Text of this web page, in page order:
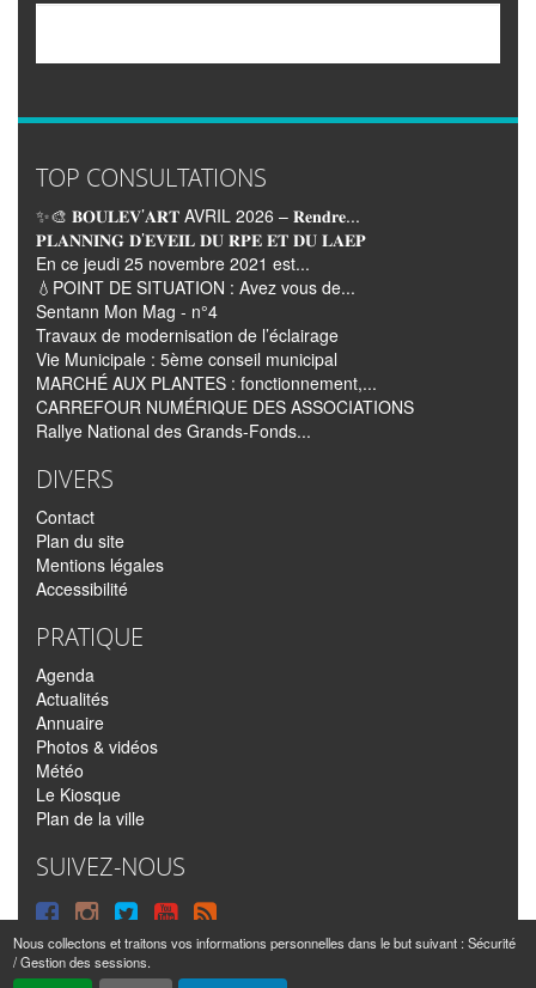
Nous collectons et traitons vos informations personnelles dans le but suivant :Sécurité
/ Gestion des sessions.
TOP CONSULTATIONS
✨🎨 𝐁𝐎𝐔𝐋𝐄𝐕’𝐀𝐑𝐓 AVRIL 2026 – 𝐑𝐞𝐧𝐝𝐫𝐞...
𝐏𝐋𝐀𝐍𝐍𝐈𝐍𝐆 𝐃’𝐄𝐕𝐄𝐈𝐋 𝐃𝐔 𝐑𝐏𝐄 𝐄𝐓 𝐃𝐔 𝐋𝐀𝐄𝐏
En ce jeudi 25 novembre 2021 est...
💧POINT DE SITUATION : Avez vous de...
Sentann Mon Mag - n°4
Travaux de modernisation de l’éclairage
Vie Municipale : 5ème conseil municipal
MARCHÉ AUX PLANTES : fonctionnement,...
CARREFOUR NUMÉRIQUE DES ASSOCIATIONS
Rallye National des Grands-Fonds...
DIVERS
Contact
Plan du site
Mentions légales
Accessibilité
PRATIQUE
Agenda
Actualités
Annuaire
Photos & vidéos
Météo
Le Kiosque
Plan de la ville
SUIVEZ-NOUS
Suivre
sur
Suivre
sur
Suivre
sur
Syndiquer
tout